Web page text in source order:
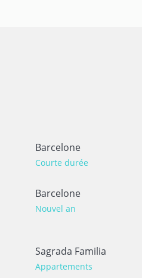
Barcelone
Courte durée
Barcelone
Nouvel an
Sagrada Familia
Appartements